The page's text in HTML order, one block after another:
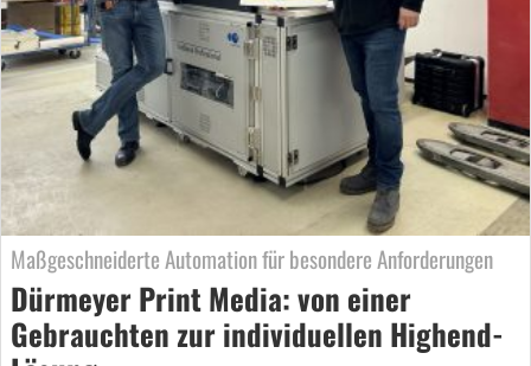
Maßgeschneiderte Automation für besondere Anforderungen
Dürmeyer Print Media: von einer
Gebrauchten zur individuellen Highend-